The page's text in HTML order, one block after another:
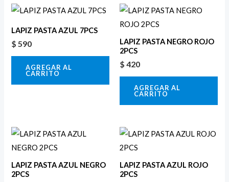
LAPIZ PASTA AZUL 7PCS
$ 590
AGREGAR AL
CARRITO
LAPIZ PASTA NEGRO ROJO
2PCS
$ 420
AGREGAR AL
CARRITO
LAPIZ PASTA AZUL NEGRO
2PCS
LAPIZ PASTA AZUL ROJO
2PCS